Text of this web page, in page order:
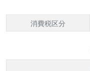
消費税区分